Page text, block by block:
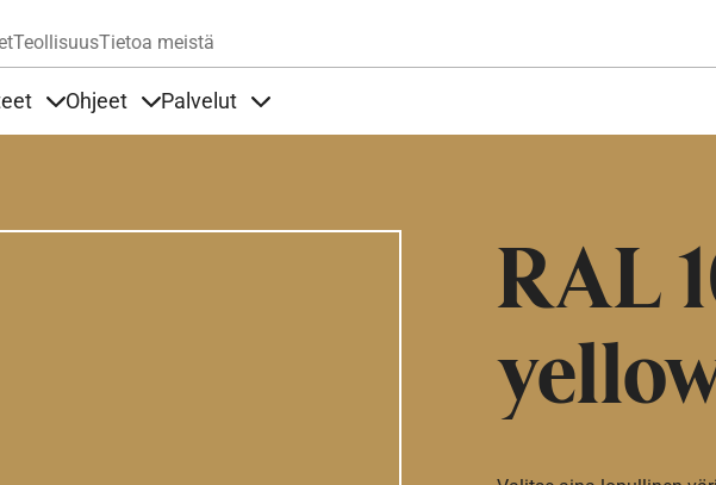
TeollisuusTietoa meistä
Ohjeet Palvelut
RAL